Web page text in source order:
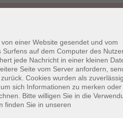
Datenschutzerklärung
einer Website gesendet und vom
auf dem Computer des
jede Nachricht in einer kleinen
Seite vom Server anfordern,
Cookies wurden als
sich Informationen zu merken oder
Bitte willigen Sie in die
finden Sie in unseren